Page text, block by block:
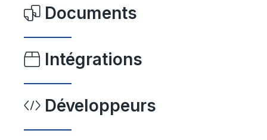
Documents
Intégrations
Développeurs